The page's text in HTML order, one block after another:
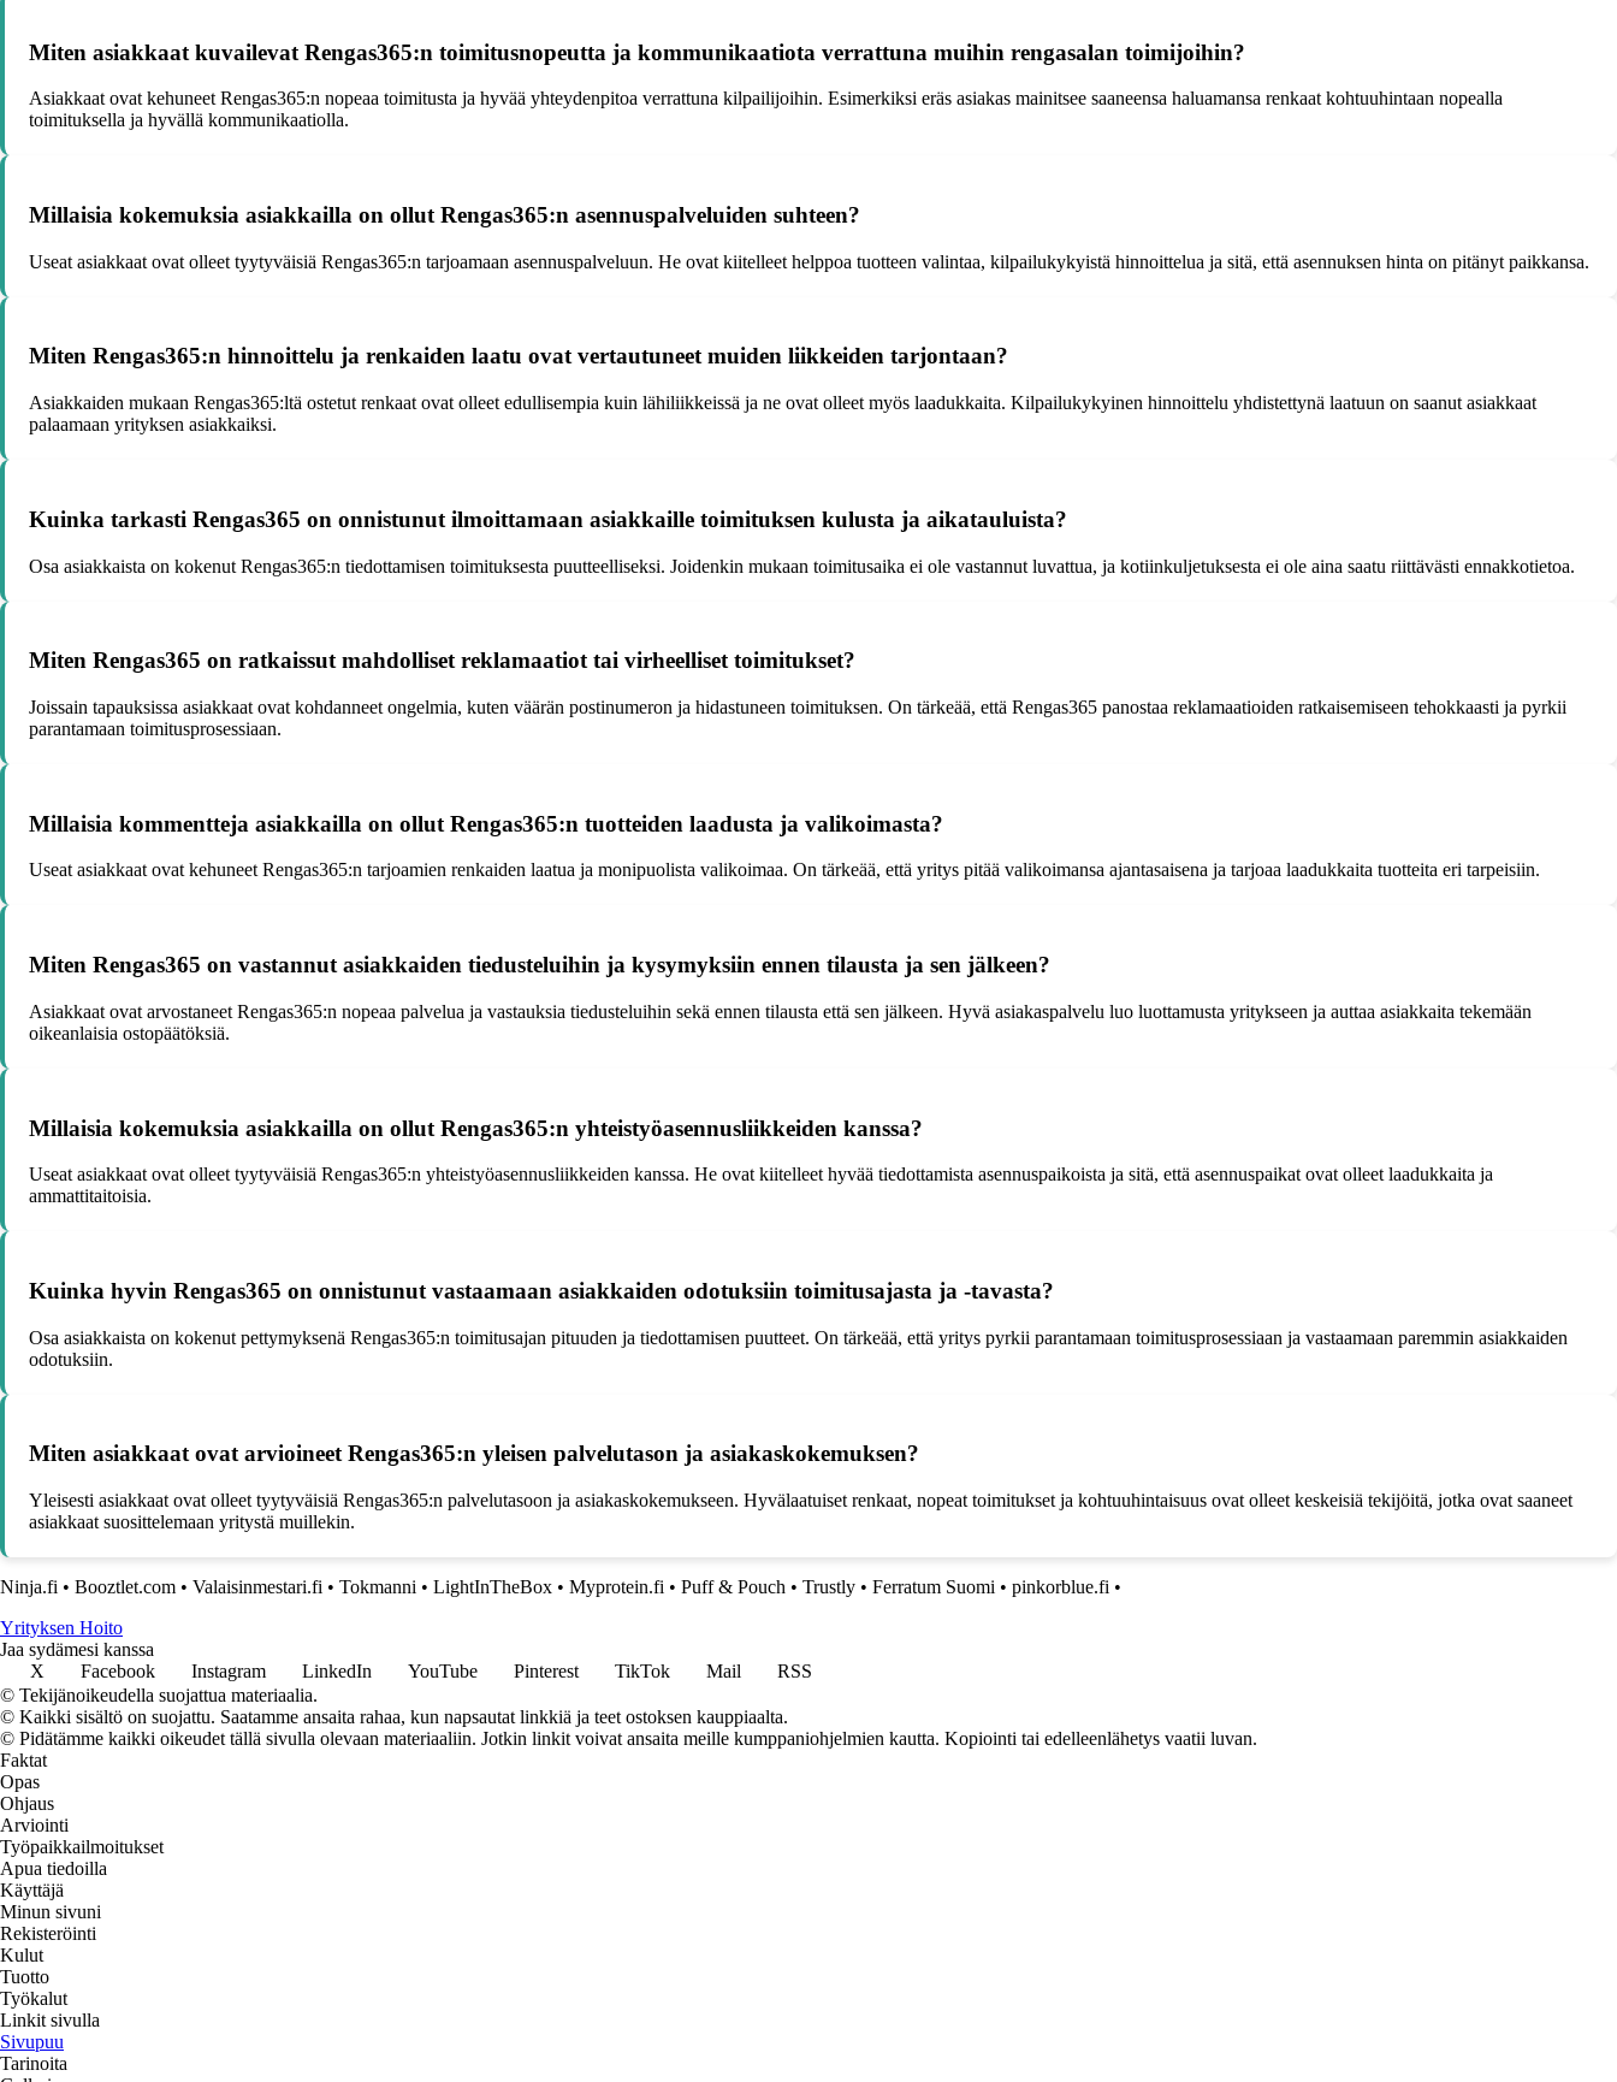
Miten asiakkaat kuvailevat Rengas365:n toimitusnopeutta ja kommunikaatiota verrattuna muihin rengasalan toimijoihin?
Asiakkaat ovat kehuneet Rengas365:n nopeaa toimitusta ja hyvää yhteydenpitoa verrattuna kilpailijoihin. Esimerkiksi eräs asiakas mainitsee saaneensa haluamansa renkaat kohtuuhintaan nopealla
toimituksella ja hyvällä kommunikaatiolla.
Millaisia kokemuksia asiakkailla on ollut Rengas365:n asennuspalveluiden suhteen?
Useat asiakkaat ovat olleet tyytyväisiä Rengas365:n tarjoamaan asennuspalveluun. He ovat kiitelleet helppoa tuotteen valintaa, kilpailukykyistä hinnoittelua ja sitä, että asennuksen hinta on pitänyt paikkansa.
Miten Rengas365:n hinnoittelu ja renkaiden laatu ovat vertautuneet muiden liikkeiden tarjontaan?
Asiakkaiden mukaan Rengas365:ltä ostetut renkaat ovat olleet edullisempia kuin lähiliikkeissä ja ne ovat olleet myös laadukkaita. Kilpailukykyinen hinnoittelu yhdistettynä laatuun on saanut asiakkaat
palaamaan yrityksen asiakkaiksi.
Kuinka tarkasti Rengas365 on onnistunut ilmoittamaan asiakkaille toimituksen kulusta ja aikatauluista?
Osa asiakkaista on kokenut Rengas365:n tiedottamisen toimituksesta puutteelliseksi. Joidenkin mukaan toimitusaika ei ole vastannut luvattua, ja kotiinkuljetuksesta ei ole aina saatu riittävästi ennakkotietoa.
Miten Rengas365 on ratkaissut mahdolliset reklamaatiot tai virheelliset toimitukset?
Joissain tapauksissa asiakkaat ovat kohdanneet ongelmia, kuten väärän postinumeron ja hidastuneen toimituksen. On tärkeää, että Rengas365 panostaa reklamaatioiden ratkaisemiseen tehokkaasti ja pyrkii
parantamaan toimitusprosessiaan.
Millaisia kommentteja asiakkailla on ollut Rengas365:n tuotteiden laadusta ja valikoimasta?
Useat asiakkaat ovat kehuneet Rengas365:n tarjoamien renkaiden laatua ja monipuolista valikoimaa. On tärkeää, että yritys pitää valikoimansa ajantasaisena ja tarjoaa laadukkaita tuotteita eri tarpeisiin.
Miten Rengas365 on vastannut asiakkaiden tiedusteluihin ja kysymyksiin ennen tilausta ja sen jälkeen?
Asiakkaat ovat arvostaneet Rengas365:n nopeaa palvelua ja vastauksia tiedusteluihin sekä ennen tilausta että sen jälkeen. Hyvä asiakaspalvelu luo luottamusta yritykseen ja auttaa asiakkaita tekemään
oikeanlaisia ostopäätöksiä.
Millaisia kokemuksia asiakkailla on ollut Rengas365:n yhteistyöasennusliikkeiden kanssa?
Useat asiakkaat ovat olleet tyytyväisiä Rengas365:n yhteistyöasennusliikkeiden kanssa. He ovat kiitelleet hyvää tiedottamista asennuspaikoista ja sitä, että asennuspaikat ovat olleet laadukkaita ja
ammattitaitoisia.
Kuinka hyvin Rengas365 on onnistunut vastaamaan asiakkaiden odotuksiin toimitusajasta ja -tavasta?
Osa asiakkaista on kokenut pettymyksenä Rengas365:n toimitusajan pituuden ja tiedottamisen puutteet. On tärkeää, että yritys pyrkii parantamaan toimitusprosessiaan ja vastaamaan paremmin asiakkaiden
odotuksiin.
Miten asiakkaat ovat arvioineet Rengas365:n yleisen palvelutason ja asiakaskokemuksen?
Yleisesti asiakkaat ovat olleet tyytyväisiä Rengas365:n palvelutasoon ja asiakaskokemukseen. Hyvälaatuiset renkaat, nopeat toimitukset ja kohtuuhintaisuus ovat olleet keskeisiä tekijöitä, jotka ovat saaneet
asiakkaat suosittelemaan yritystä muillekin.
Ninja.fi • Booztlet.com • Valaisinmestari.fi • Tokmanni • LightInTheBox • Myprotein.fi • Puff & Pouch • Trustly • Ferratum Suomi • pinkorblue.fi •
Yrityksen Hoito
Jaa sydämesi kanssa
X
Facebook Instagram LinkedIn YouTube Pinterest TikTok Mail
RSS
© Tekijänoikeudella suojattua materiaalia.
© Kaikki sisältö on suojattu. Saatamme ansaita rahaa, kun napsautat linkkiä ja teet ostoksen kauppiaalta.
© Pidätämme kaikki oikeudet tällä sivulla olevaan materiaaliin. Jotkin linkit voivat ansaita meille kumppaniohjelmien kautta. Kopiointi tai edelleenlähetys vaatii luvan.
Faktat
Opas
Ohjaus
Arviointi
Työpaikkailmoitukset
Apua tiedoilla
Käyttäjä
Minun sivuni
Rekisteröinti
Kulut
Tuotto
Työkalut
Linkit sivulla
Sivupuu
Tarinoita